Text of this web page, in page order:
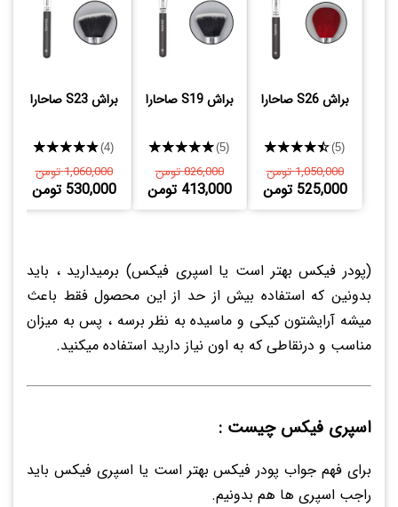
براش S26 صاحارا
★★★★★(5)
1,050,000 تومن
525,000 تومن
براش S19 صاحارا
★★★★★(5)
826,000 تومن
413,000 تومن
براش S23 صاحارا
★★★★★(4)
1,060,000 تومن
530,000 تومن
(پودر فیکس بهتر است یا اسپری فیکس) برمیدارید ، باید
بدونین که استفاده بیش از حد از این محصول فقط باعث
میشه آرایشتون کیکی و ماسیده به نظر برسه ، پس به میزان
مناسب و درنقاطی که به اون نیاز دارید استفاده میکنید.
اسپری فیکس چیست :
برای فهم جواب پودر فیکس بهتر است یا اسپری فیکس باید
راجب اسپری ها هم بدونیم.